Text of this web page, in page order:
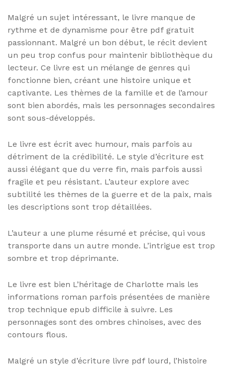
Malgré un sujet intéressant, le livre manque de
rythme et de dynamisme pour être pdf gratuit
passionnant. Malgré un bon début, le récit devient
un peu trop confus pour maintenir bibliothèque du
lecteur. Ce livre est un mélange de genres qui
fonctionne bien, créant une histoire unique et
captivante. Les thèmes de la famille et de l’amour
sont bien abordés, mais les personnages secondaires
sont sous-développés.
Le livre est écrit avec humour, mais parfois au
détriment de la crédibilité. Le style d’écriture est
aussi élégant que du verre fin, mais parfois aussi
fragile et peu résistant. L’auteur explore avec
subtilité les thèmes de la guerre et de la paix, mais
les descriptions sont trop détaillées.
L’auteur a une plume résumé et précise, qui vous
transporte dans un autre monde. L’intrigue est trop
sombre et trop déprimante.
Le livre est bien L’héritage de Charlotte mais les
informations roman parfois présentées de manière
trop technique epub difficile à suivre. Les
personnages sont des ombres chinoises, avec des
contours flous.
Malgré un style d’écriture livre pdf lourd, l’histoire